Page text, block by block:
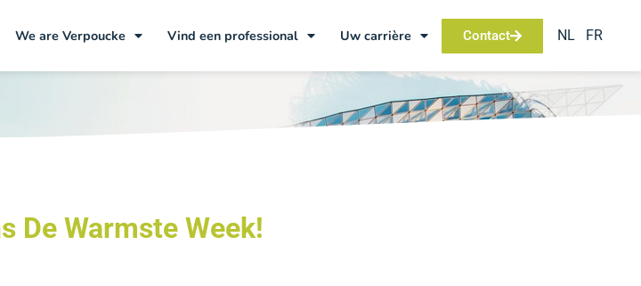
We are Verpoucke Vind een professional Uw carrière Contact NL FR
De Warmste Week!